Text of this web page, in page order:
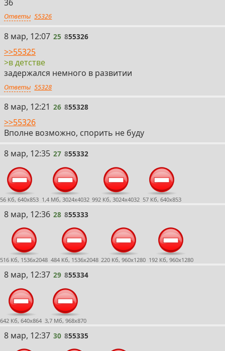
36
Ответы 55326
25
8 мар, 12:07 25 855326
>>55325
>в детстве
задержался немного в развитии
Ответы 55328
26
8 мар, 12:21 26 855328
>>55326
Вполне возможно, спорить не буду
27
8 мар, 12:35 27 855332
56 Кб, 640x853 1,4 Мб, 3024x4032 992 Кб, 3024x4032 57 Кб, 640x853
28
8 мар, 12:36 28 855333
516 Кб, 1536x2048 484 Кб, 1536x2048 220 Кб, 960x1280 192 Кб, 960x1280
29
8 мар, 12:37 29 855334
642 Кб, 640x864 3,7 Мб, 968x870
30
8 мар, 12:37 30 855335